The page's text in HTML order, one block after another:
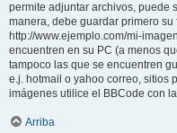
permite adjuntar archivos, puede
manera, debe guardar primero
http://www.ejemplo.com/mi-
encuentren en su PC (a menos
tampoco las que se encuentren
e.j. hotmail o yahoo correo, sitios
imágenes utilice el BBCode con
Arriba